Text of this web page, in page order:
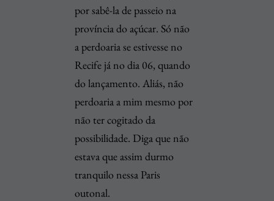
por sabê-la de passeio na
província do açúcar. Só não
a perdoaria se estivesse no
Recife já no dia 06, quando
do lançamento. Aliás, não
perdoaria a mim mesmo por
não ter cogitado da
possibilidade. Diga que não
estava que assim durmo
tranquilo nessa Paris
outonal.